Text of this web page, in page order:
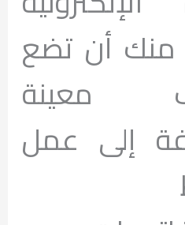
منك أن تضع
معينة
إلى عمل